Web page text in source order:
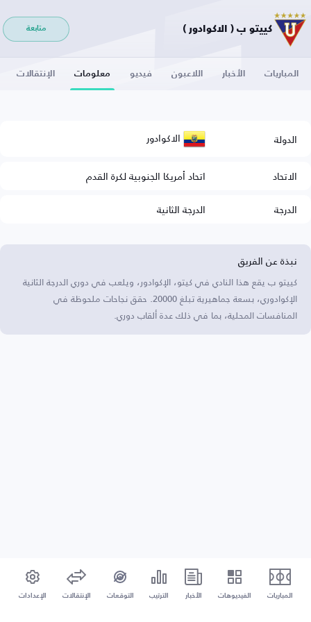
كييتو ب ( الاكوادور ) متابعة
المباريات الأخبار اللاعبون فيديو معلومات الإنتقالات
الدولة الاكوادور
الاتحاد
اتحاد أمريكا الجنوبية لكرة القدم
الدرجة
الدرجة الثانية
نبذة عن الفريق
كييتو ب يقع هذا النادي في كيتو، الإكوادور، ويلعب في دوري الدرجة الثانية
الإكوادوري، بسعة جماهيرية تبلغ 20000. حقق نجاحات ملحوظة في
المنافسات المحلية، بما في ذلك عدة ألقاب دوري.
المباريات الفيديوهات الأخبار الترتيب التوقعات الإنتقالات الإعدادات